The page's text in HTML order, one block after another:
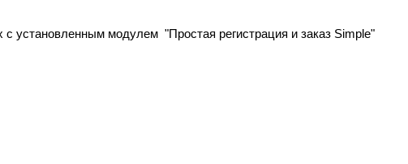
с установленным модулем "Простая регистрация и заказ Simple"